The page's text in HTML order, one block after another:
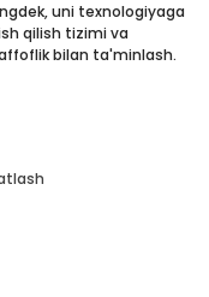
uni texnologiyaga
qilish tizimi va
bilan ta'minlash.